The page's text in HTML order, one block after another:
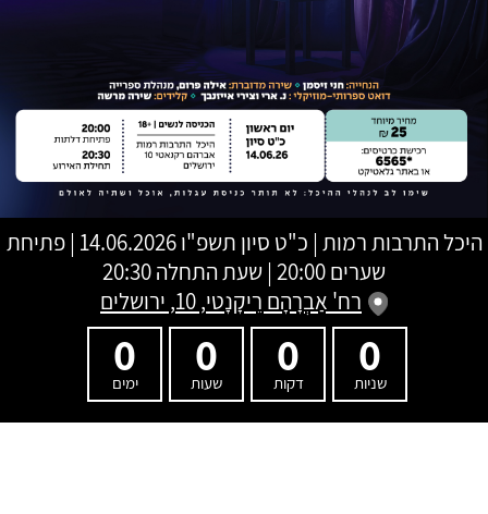
היכל התרבות רמות | כ"ט סיון תשפ"ו
14.06.2026 | פתיחת
שערים 20:00 | שעת התחלה 20:30
רח' אַבְרָהָם רֵיקָנָטי, 10, ירושלים
0
שניות
0
דקות
0
שעות
0
ימים